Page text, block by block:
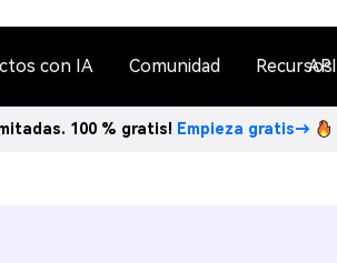
con IA Comunidad Recursos
API
100 % gratis! Empieza gratis→